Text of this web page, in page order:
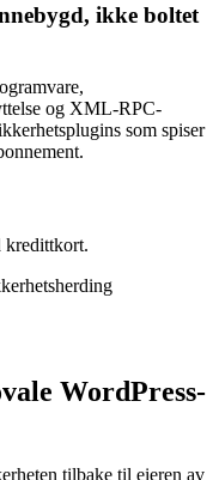
ikke boltet
og XML-RPC-
som spiser
kredittkort.
WordPress-
tilbake til eieren av